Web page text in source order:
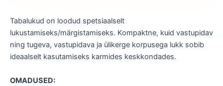
Tabalukud on loodud spetsiaalselt
lukustamiseks/märgistamiseks. Kompaktne, kuid vastupidav
ning tugeva, vastupidava ja ülikerge korpusega lukk sobib
ideaalselt kasutamiseks karmides keskkondades.
OMADUSED: